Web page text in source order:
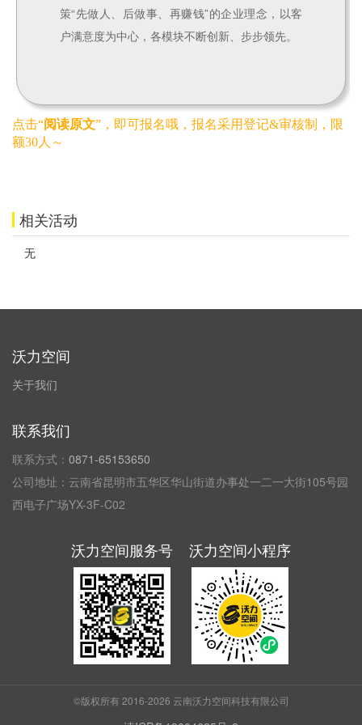
策“先做人、后做事、再赚钱”的企业理念，以客
户满意度为中心，各模块不断创新、步步领先。
点击“阅读原文”，即可报名哦，报名采用登记&审核制，限
额30人～
相关活动
无
沃力空间
关于我们
联系我们
联系方式： 0871-65153650
公司地址：云南省昆明市五华区华山街道办事处一二一大街105号园
西电子广场YX-3F-C02
沃力空间服务号 沃力空间小程序
©版权所有 2016-2026 云南沃力空间科技有限公司